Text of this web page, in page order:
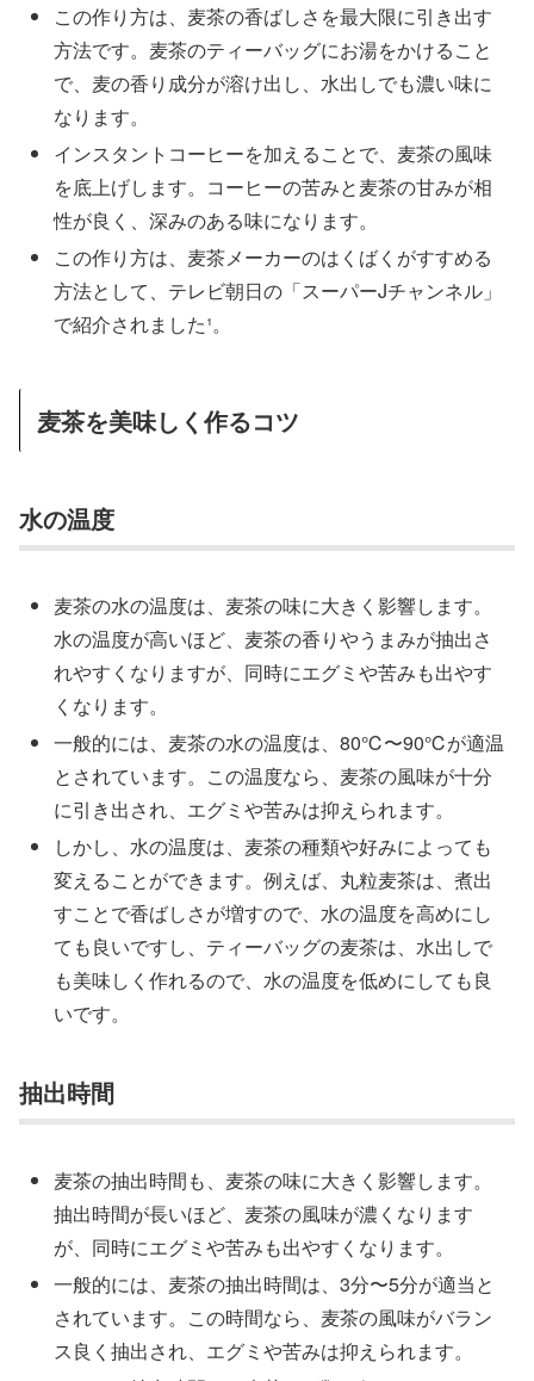
この作り方は、麦茶の香ばしさを最大限に引き出す
方法です。麦茶のティーバッグにお湯をかけること
で、麦の香り成分が溶け出し、水出しでも濃い味に
なります。
インスタントコーヒーを加えることで、麦茶の風味
を底上げします。コーヒーの苦みと麦茶の甘みが相
性が良く、深みのある味になります。
この作り方は、麦茶メーカーのはくばくがすすめる
方法として、テレビ朝日の「スーパーJチャンネル」
で紹介されました¹。
麦茶を美味しく作るコツ
水の温度
麦茶の水の温度は、麦茶の味に大きく影響します。
水の温度が高いほど、麦茶の香りやうまみが抽出さ
れやすくなりますが、同時にエグミや苦みも出やす
くなります。
一般的には、麦茶の水の温度は、80℃〜90℃が適温
とされています。この温度なら、麦茶の風味が十分
に引き出され、エグミや苦みは抑えられます。
しかし、水の温度は、麦茶の種類や好みによっても
変えることができます。例えば、丸粒麦茶は、煮出
すことで香ばしさが増すので、水の温度を高めにし
ても良いですし、ティーバッグの麦茶は、水出しで
も美味しく作れるので、水の温度を低めにしても良
いです。
抽出時間
麦茶の抽出時間も、麦茶の味に大きく影響します。
抽出時間が長いほど、麦茶の風味が濃くなります
が、同時にエグミや苦みも出やすくなります。
一般的には、麦茶の抽出時間は、3分〜5分が適当と
されています。この時間なら、麦茶の風味がバラン
ス良く抽出され、エグミや苦みは抑えられます。